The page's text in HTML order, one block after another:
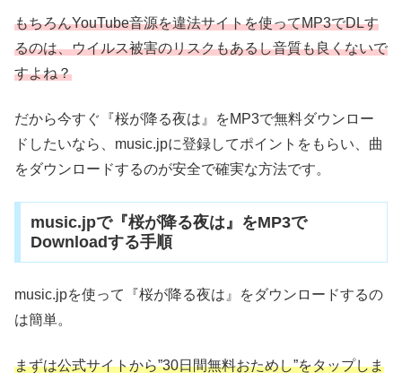
もちろんYouTube音源を違法サイトを使ってMP3でDLす
るのは、ウイルス被害のリスクもあるし音質も良くないで
すよね？
だから今すぐ『桜が降る夜は』をMP3で無料ダウンロー
ドしたいなら、music.jpに登録してポイントをもらい、曲
をダウンロードするのが安全で確実な方法です。
music.jpで『桜が降る夜は』をMP3で
Downloadする手順
music.jpを使って『桜が降る夜は』をダウンロードするの
は簡単。
まずは公式サイトから”30日間無料おためし”をタップしま